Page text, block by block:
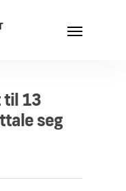
til 13
seg